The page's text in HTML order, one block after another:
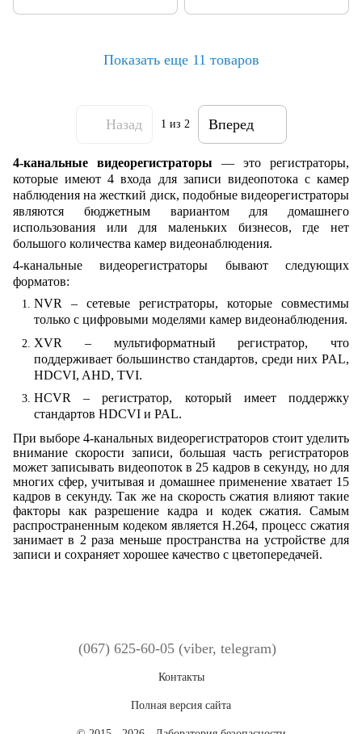
Показать еще 11 товаров
Назад 1 из 2 Вперед
4-канальные видеорегистраторы — это регистраторы,
которые имеют 4 входа для записи видеопотока с камер
наблюдения на жесткий диск, подобные видеорегистраторы
являются бюджетным вариантом для домашнего
использования или для маленьких бизнесов, где нет
большого количества камер видеонаблюдения.
4-канальные видеорегистраторы бывают следующих
форматов:
NVR – сетевые регистраторы, которые совместимы
только с цифровыми моделями камер видеонаблюдения.
XVR – мультиформатный регистратор, что
поддерживает большинство стандартов, среди них PAL,
HDCVI, AHD, TVI.
HCVR – регистратор, который имеет поддержку
стандартов HDCVI и PAL.
При выборе 4-канальных видеорегистраторов стоит уделить
внимание скорости записи, большая часть регистраторов
может записывать видеопоток в 25 кадров в секунду, но для
многих сфер, учитывая и домашнее применение хватает 15
кадров в секунду. Так же на скорость сжатия влияют такие
факторы как разрешение кадра и кодек сжатия. Самым
распространенным кодеком является H.264, процесс сжатия
занимает в 2 раза меньше пространства на устройстве для
записи и сохраняет хорошее качество с цветопередачей.
(067) 625-60-05 (viber, telegram)
Контакты
Полная версия сайта